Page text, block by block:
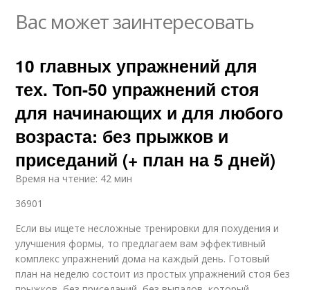
Вас может заинтересовать
10 главных упражнений для
тех. Топ-50 упражнений стоя
для начинающих и для любого
возраста: без прыжков и
приседаний (+ план на 5 дней)
Время на чтение: 42 мин
36901
Если вы ищете несложные тренировки для похудения и
улучшения формы, то предлагаем вам эффективный
комплекс упражнений дома на каждый день. Готовый
план на неделю состоит из простых упражнений стоя без